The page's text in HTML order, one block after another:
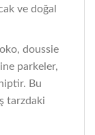
ve doğal
doussie
parkeler,
Bu
tarzdaki